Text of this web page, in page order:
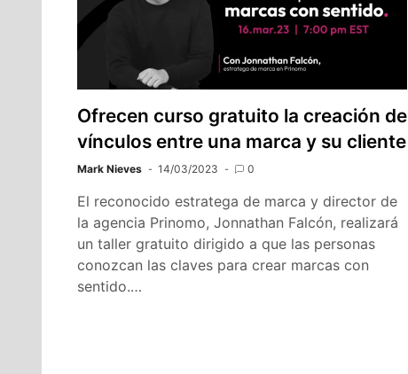
Ofrecen curso gratuito la creación de
vínculos entre una marca y su cliente
Mark Nieves 14/03/2023 0
El reconocido estratega de marca y director de
la agencia Prinomo, Jonnathan Falcón, realizará
un taller gratuito dirigido a que las personas
conozcan las claves para crear marcas con
sentido.…